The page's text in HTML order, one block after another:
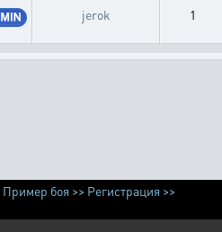
jerok 1
Пример боя >> Регистрация >>